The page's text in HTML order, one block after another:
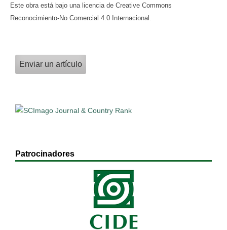
Este obra está bajo una licencia de Creative Commons
Reconocimiento-No Comercial 4.0 Internacional.
Enviar un artículo
Patrocinadores